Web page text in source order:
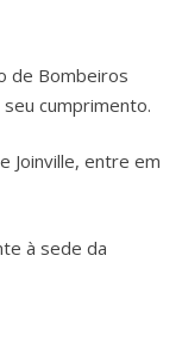
de Bombeiros
cumprimento.
Joinville, entre em
à sede da